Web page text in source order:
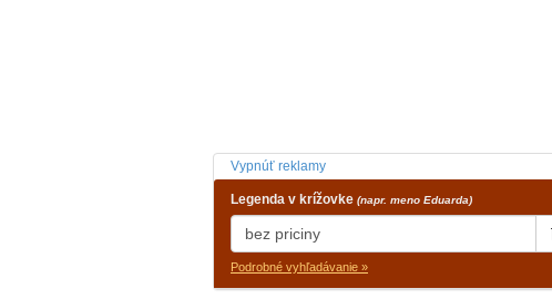
Vypnúť reklamy
Legenda v krížovke (napr. meno Eduarda)
Podrobné vyhľadávanie »